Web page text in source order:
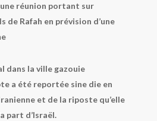
réunion portant sur
de Rafah en prévision d’une
dans la ville gazouie
a été reportée sine die en
et de la riposte qu’elle
part d’Israël.